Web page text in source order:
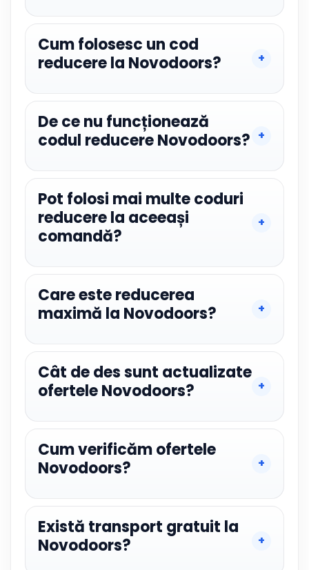
Cum folosesc un cod
reducere la Novodoors?
De ce nu funcționează
codul reducere Novodoors?
Pot folosi mai multe coduri
reducere la aceeași
comandă?
Care este reducerea
maximă la Novodoors?
Cât de des sunt actualizate
ofertele Novodoors?
Cum verificăm ofertele
Novodoors?
Există transport gratuit la
Novodoors?